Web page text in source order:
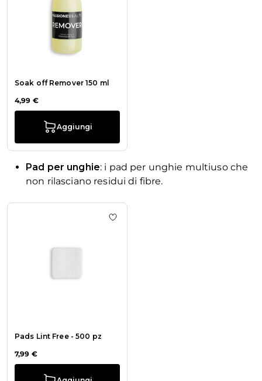
Soak off Remover 150 ml
4,99 €
Aggiungi
Pad per unghie: i pad per unghie multiuso che
non rilasciano residui di fibre.
La navigazione tra gli elementi del carosello è possibile
Premi per saltare il carosello
Pads Lint Free - 500 pz
7,99 €
Aggiungi alla wishlist Pads Lint